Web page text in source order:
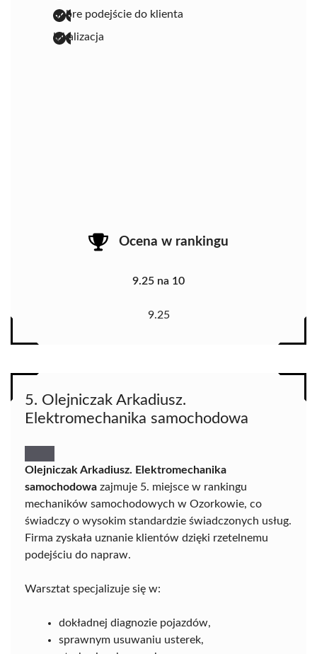
dobre podejście do klienta
lokalizacja
Ocena w rankingu
9.25 na 10
9.25
5. Olejniczak Arkadiusz.
Elektromechanika samochodowa
Olejniczak Arkadiusz. Elektromechanika
samochodowa zajmuje 5. miejsce w rankingu
mechaników samochodowych w Ozorkowie, co
świadczy o wysokim standardzie świadczonych usług.
Firma zyskała uznanie klientów dzięki rzetelnemu
podejściu do napraw.
Warsztat specjalizuje się w:
dokładnej diagnozie pojazdów,
sprawnym usuwaniu usterek,